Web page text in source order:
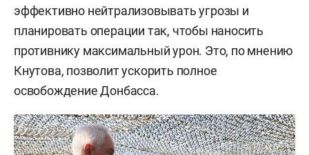
эффективно нейтрализовывать угрозы и
планировать операции так, чтобы наносить
противнику максимальный урон. Это, по мнению
Кнутова, позволит ускорить полное
освобождение Донбасса.